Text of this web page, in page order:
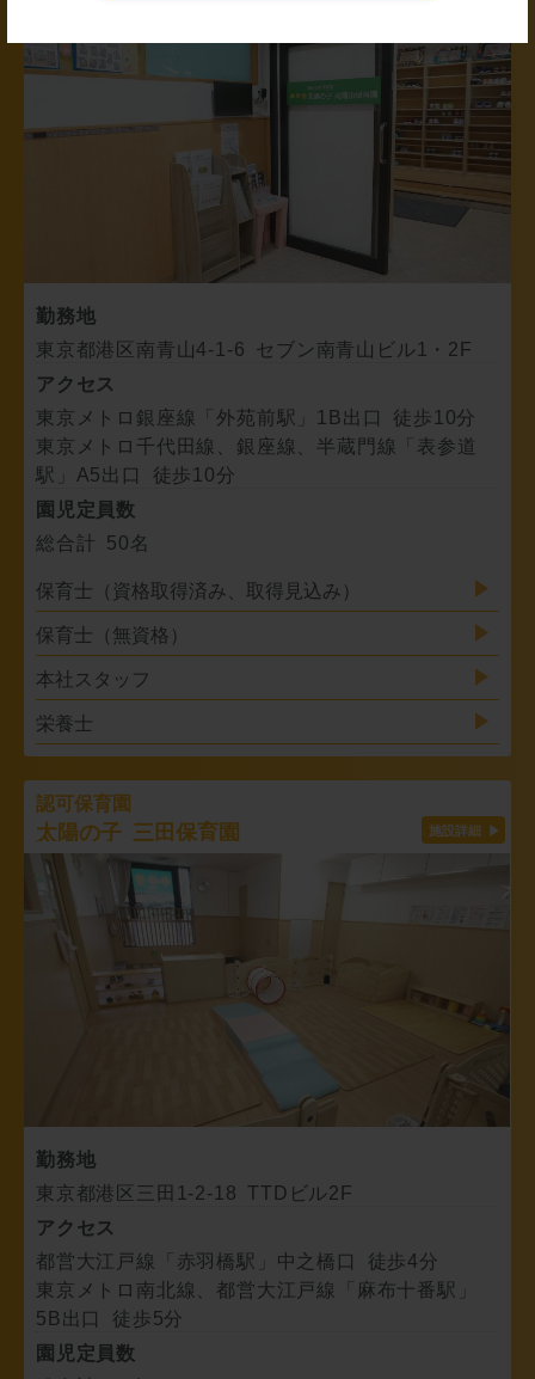
勤務地
東京都港区南青山4-1-6 セブン南青山ビル1・2F
アクセス
東京メトロ銀座線「外苑前駅」1B出口 徒歩10分
東京メトロ千代田線、銀座線、半蔵門線「表参道
駅」A5出口 徒歩10分
園児定員数
総合計 50名
保育士（資格取得済み、取得見込み）
保育士（無資格）
本社スタッフ
栄養士
認可保育園
太陽の子 三田保育園
勤務地
東京都港区三田1-2-18 TTDビル2F
アクセス
都営大江戸線「赤羽橋駅」中之橋口 徒歩4分
東京メトロ南北線、都営大江戸線「麻布十番駅」
5B出口 徒歩5分
園児定員数